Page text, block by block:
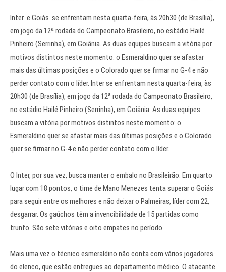
Inter e Goiás se enfrentam nesta quarta-feira, às 20h30 (de Brasília),
em jogo da 12ª rodada do Campeonato Brasileiro, no estádio Hailé
Pinheiro (Serrinha), em Goiânia. As duas equipes buscam a vitória por
motivos distintos neste momento: o Esmeraldino quer se afastar
mais das últimas posições e o Colorado quer se firmar no G-4 e não
perder contato com o líder. Inter se enfrentam nesta quarta-feira, às
20h30 (de Brasília), em jogo da 12ª rodada do Campeonato Brasileiro,
no estádio Hailé Pinheiro (Serrinha), em Goiânia. As duas equipes
buscam a vitória por motivos distintos neste momento: o
Esmeraldino quer se afastar mais das últimas posições e o Colorado
quer se firmar no G-4 e não perder contato com o líder.
O Inter, por sua vez, busca manter o embalo no Brasileirão. Em quarto
lugar com 18 pontos, o time de Mano Menezes tenta superar o Goiás
para seguir entre os melhores e não deixar o Palmeiras, líder com 22,
desgarrar. Os gaúchos têm a invencibilidade de 15 partidas como
trunfo. São sete vitórias e oito empates no período.
Mais uma vez o técnico esmeraldino não conta com vários jogadores
do elenco, que estão entregues ao departamento médico. O atacante